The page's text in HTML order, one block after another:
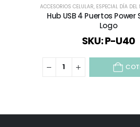
ACCESORIOS CELULAR, ESPECIAL DÍA DEL
Hub USB 4 Puertos Power
Logo
SKU: P-U40